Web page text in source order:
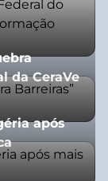
da CeraVe
após